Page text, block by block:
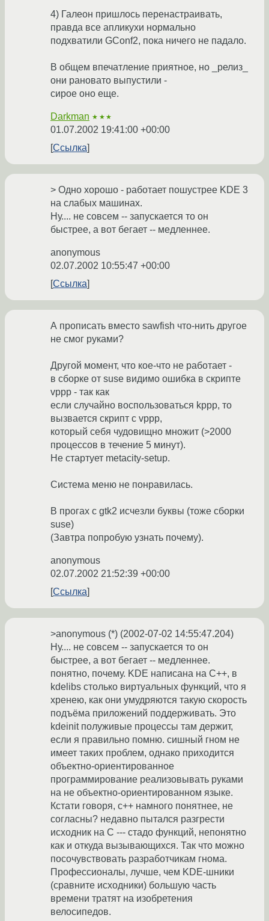
4) Галеон пришлось перенастраивать,
правда все апликухи нормально
подхватили GConf2, пока ничего не падало.
В общем впечатление приятное, но _релиз_
они рановато выпустили -
сирое оно еще.
Darkman ★★★
01.07.2002 19:41:00 +00:00
Ссылка
> Одно хорошо - работает пошустрее KDE 3
на слабых машинах.
Ну.... не совсем -- запускается то он
быстрее, а вот бегает -- медленнее.
anonymous
02.07.2002 10:55:47 +00:00
Ссылка
А прописать вместо sawfish что-нить другое
не смог руками?
Другой момент, что кое-что не работает -
в сборке от suse видимо ошибка в скрипте
vppp - так как
если случайно воспользоваться kppp, то
вызвается скрипт с vppp,
который себя чудовищно множит (>2000
процессов в течение 5 минут).
Не стартует metacity-setup.
Система меню не понравилась.
В прогах с gtk2 исчезли буквы (тоже сборки
suse)
(Завтра попробую узнать почему).
anonymous
02.07.2002 21:52:39 +00:00
Ссылка
>anonymous (*) (2002-07-02 14:55:47.204)
Ну.... не совсем -- запускается то он
быстрее, а вот бегает -- медленнее.
понятно, почему. KDE написана на C++, в
kdelibs столько виртуальных функций, что я
хренею, как они умудряются такую скорость
подъёма приложений поддерживать. Это
kdeinit полуживые процессы там держит,
если я правильно помню. сишный гном не
имеет таких проблем, однако приходится
объектно-ориентированное
программирование реализовывать руками
на не объектно-ориентированном языке.
Кстати говоря, c++ намного понятнее, не
согласны? недавно пытался разгрести
исходник на С --- стадо функций, непонятно
как и откуда вызывающихся. Так что можно
посочувствовать разработчикам гнома.
Профессионалы, лучше, чем KDE-шники
(сравните исходники) большую часть
времени тратят на изобретения
велосипедов.